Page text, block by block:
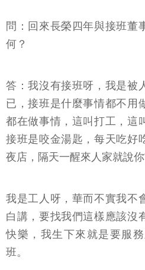
問：回來長榮四年與接班董
何？
答：我沒有接班呀，我是被
已，接班是什麼事情都不用
都在做事情，這叫打工，這
接班是咬金湯匙，每天吃好
夜店，隔天一醒來人家就說
我是工人呀，華而不實我不
白講，要找我們這樣應該沒
快樂，我生下來就是要服
班。